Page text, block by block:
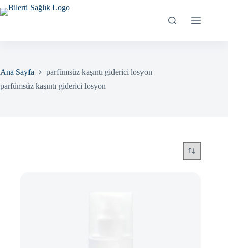
Skip
to
Ana Sayfa
parfümsüz kaşıntı giderici losyon
parfümsüz kaşıntı giderici losyon